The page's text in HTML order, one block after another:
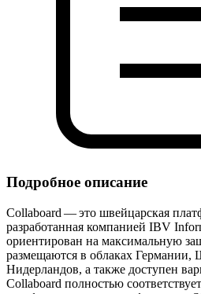
Подробное описание
Collaboard — это швейцарская
разработанная компанией IBV
ориентирован на максимальную
размещаются в облаках Германии,
Нидерландов, а также доступен
Collaboard полностью